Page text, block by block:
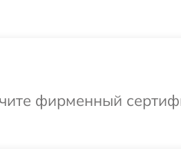
фирменный